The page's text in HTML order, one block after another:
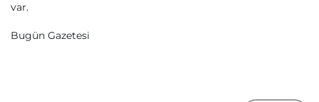
var.
Bugün Gazetesi